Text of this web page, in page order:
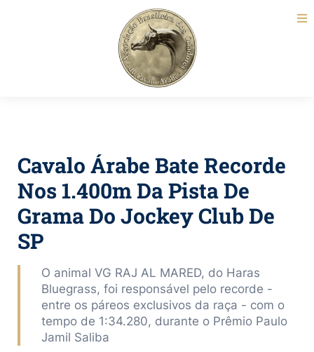
Cavalo Árabe Bate Recorde
Nos 1.400m Da Pista De
Grama Do Jockey Club De
SP
O animal VG RAJ AL MARED, do Haras
Bluegrass, foi responsável pelo recorde -
entre os páreos exclusivos da raça - com o
tempo de 1:34.280, durante o Prêmio Paulo
Jamil Saliba